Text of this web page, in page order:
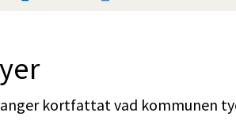
kortfattat vad kommunen